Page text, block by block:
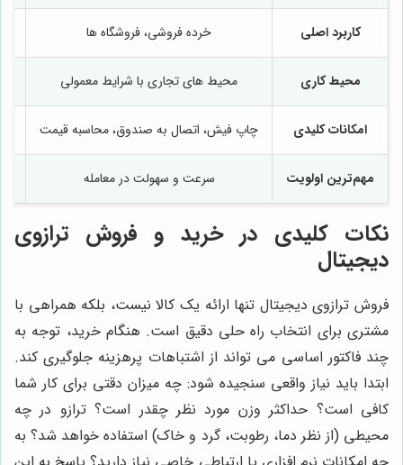
کاربرد اصلی خرده فروشی، فروشگاه ها
محیط کاری محیط های تجاری با شرایط معمولی
امکانات کلیدی چاپ فیش، اتصال به صندوق، محاسبه قیمت
مهم‌ترین اولویت سرعت و سهولت در معامله
نکات کلیدی در خرید و فروش ترازوی
دیجیتال
فروش ترازوی دیجیتال تنها ارائه یک کالا نیست، بلکه همراهی با
مشتری برای انتخاب راه حلی دقیق است. هنگام خرید، توجه به
چند فاکتور اساسی می تواند از اشتباهات پرهزینه جلوگیری کند.
ابتدا باید نیاز واقعی سنجیده شود: چه میزان دقتی برای کار شما
کافی است؟ حداکثر وزن مورد نظر چقدر است؟ ترازو در چه
محیطی (از نظر دما، رطوبت، گرد و خاک) استفاده خواهد شد؟ به